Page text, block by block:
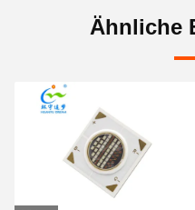
Ähnliche